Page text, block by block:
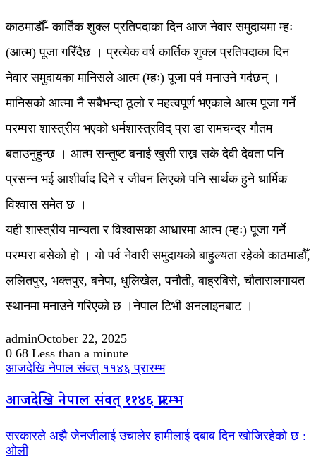
काठमाडौँ- कार्तिक शुक्ल प्रतिपदाका दिन आज नेवार समुदायमा म्हः
(आत्म) पूजा गरिँदैछ । प्रत्येक वर्ष कार्तिक शुक्ल प्रतिपदाका दिन
नेवार समुदायका मानिसले आत्म (म्हः) पूजा पर्व मनाउने गर्दछन् ।
मानिसको आत्मा नै सबैभन्दा ठूलो र महत्वपूर्ण भएकाले आत्म पूजा गर्ने
परम्परा शास्त्रीय भएको धर्मशास्त्रविद् प्रा डा रामचन्द्र गौतम
बताउनुहुन्छ । आत्म सन्तुष्ट बनाई खुसी राख्न सके देवी देवता पनि
प्रसन्न भई आशीर्वाद दिने र जीवन लिएको पनि सार्थक हुने धार्मिक
विश्वास समेत छ ।
यही शास्त्रीय मान्यता र विश्वासका आधारमा आत्म (म्हः) पूजा गर्ने
परम्परा बसेको हो । यो पर्व नेवारी समुदायको बाहुल्यता रहेको काठमाडौँ,
ललितपुर, भक्तपुर, बनेपा, धुलिखेल, पनौती, बाह्रबिसे, चौतारालगायत
स्थानमा मनाउने गरिएको छ ।नेपाल टिभी अनलाइनबाट ।
adminOctober 22, 2025
0 68 Less than a minute
आजदेखि नेपाल संवत् ११४६ प्रारम्भ
आजदेखि नेपाल संवत् ११४६ प्रारम्भ
सरकारले अझै जेनजीलाई उचालेर हामीलाई दबाब दिन खोजिरहेको छ :
ओली